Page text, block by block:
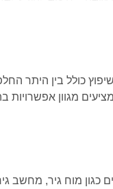
כולל בין היתר
מגוון
מוח גיר, מחשב